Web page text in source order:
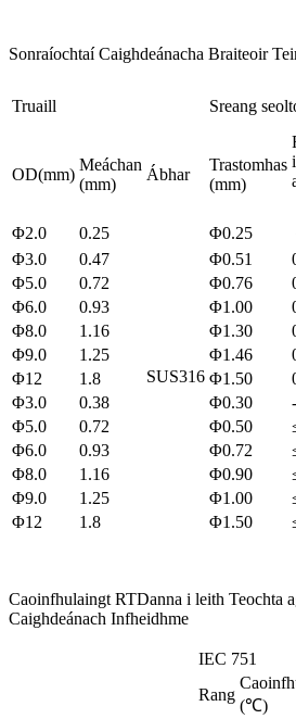
Sonraíochtaí Caighdeánacha Braiteoir
Truaill Sreang
OD(mm)
Meáchan
(mm)
Ábhar
Trastomhas
(mm)
Φ2.0
0.25
SUS316
Φ0.25
Φ3.0
0.47 Φ0.51
Φ5.0
0.72 Φ0.76
Φ6.0
0.93 Φ1.00
Φ8.0
1.16 Φ1.30
Φ9.0
1.25 Φ1.46
Φ12
1.8 Φ1.50
Φ3.0
0.38 Φ0.30 -
Φ5.0
0.72 Φ0.50
Φ6.0
0.93 Φ0.72
Φ8.0
1.16 Φ0.90
Φ9.0
1.25 Φ1.00
Φ12
1.8 Φ1.50
Caoinfhulaingt RTDanna i leith Teochta
Caighdeánach Infheidhme
IEC 751
Rang
(℃)